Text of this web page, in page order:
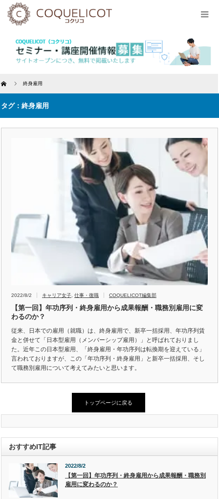
Home 終身雇用
タグ：終身雇用
2022/8/2 キャリア女子 仕事・復職 COQUELICOT編集部
【第一回】年功序列・終身雇用から成果報酬・職務別雇用に変
わるのか？
従来、日本での雇用（就職）は、終身雇用で、新卒一括採用、年功序列賃
金と併せて「日本型雇用（メンバーシップ雇用）」と呼ばれておりまし
た。近年この日本型雇用、「終身雇用・年功序列は転換期を迎えている」
言われておりますが、この「年功序列・終身雇用」と新卒一括採用、そし
て職務別雇用について考えてみたいと思います。
トップページに戻る
おすすめIT記事
2022/8/2
【第一回】年功序列・終身雇用から成果報酬・職務別
雇用に変わるのか？